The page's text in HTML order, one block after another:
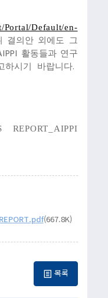
Portal/Default/en-
결의안 외에도 그
활동들과 연구
하시기 바랍니다.
(667.8K)
목록